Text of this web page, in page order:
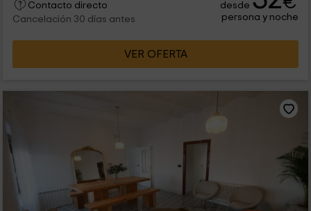
Contacto directo
Cancelación 30 días antes
desde
persona y noche
VER OFERTA